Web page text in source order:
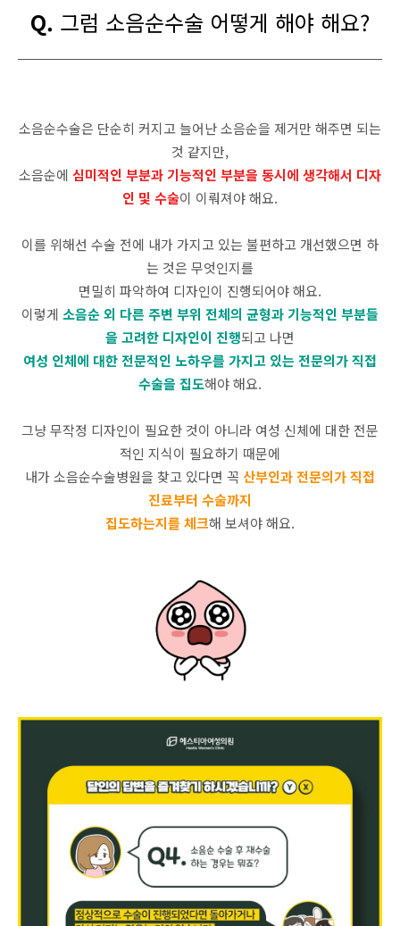
Q. 그럼 소음순수술 어떻게 해야 해요?
소음순수술은 단순히 커지고 늘어난 소음순을 제거만 해주면 되는
것 같지만,
소음순에 심미적인 부분과 기능적인 부분을 동시에 생각해서 디자
인 및 수술이 이뤄져야 해요.
이를 위해선 수술 전에 내가 가지고 있는 불편하고 개선했으면 하
는 것은 무엇인지를
면밀히 파악하여 디자인이 진행되어야 해요.
이렇게 소음순 외 다른 주변 부위 전체의 균형과 기능적인 부분들
을 고려한 디자인이 진행되고 나면
여성 인체에 대한 전문적인 노하우를 가지고 있는 전문의가 직접
수술을 집도해야 해요.
그냥 무작정 디자인이 필요한 것이 아니라 여성 신체에 대한 전문
적인 지식이 필요하기 때문에
내가 소음순수술병원을 찾고 있다면 꼭 산부인과 전문의가 직접
진료부터 수술까지
집도하는지를 체크해 보셔야 해요.